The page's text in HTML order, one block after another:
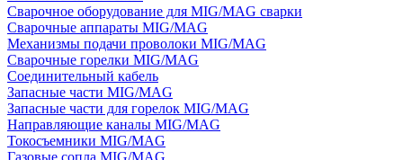
Сварочное оборудование для MIG/MAG сварки
Сварочные аппараты MIG/MAG
Механизмы подачи проволоки MIG/MAG
Сварочные горелки MIG/MAG
Соединительный кабель
Запасные части MIG/MAG
Запасные части для горелок MIG/MAG
Направляющие каналы MIG/MAG
Токосъемники MIG/MAG
Газовые сопла MIG/MAG